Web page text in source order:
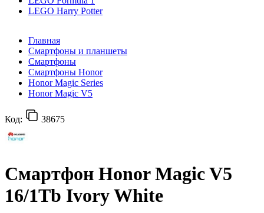
LEGO Harry Potter
Главная
Смартфоны и планшеты
Смартфоны
Смартфоны Honor
Honor Magic Series
Honor Magic V5
Код: 38675
Смартфон Honor Magic V5
16/1Tb Ivory White